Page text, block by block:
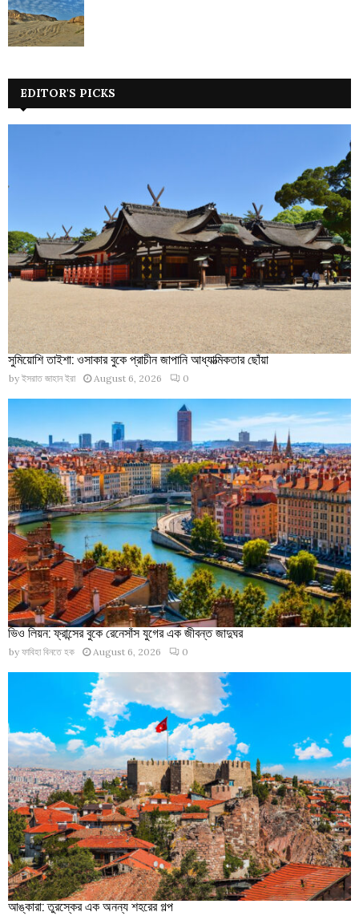
EDITOR'S PICKS
সুমিয়োশি তাইশা: ওসাকার বুকে প্রাচীন জাপানি আধ্যাত্মিকতার ছোঁয়া
by ইসরাত জাহান ইরা August 6, 2026 0
ভিও লিয়ন: ফ্রান্সের বুকে রেনেসাঁস যুগের এক জীবন্ত জাদুঘর
by ফাবিহা বিনতে হক August 6, 2026 0
আঙ্কারা: তুরস্কের এক অনন্য শহরের গল্প